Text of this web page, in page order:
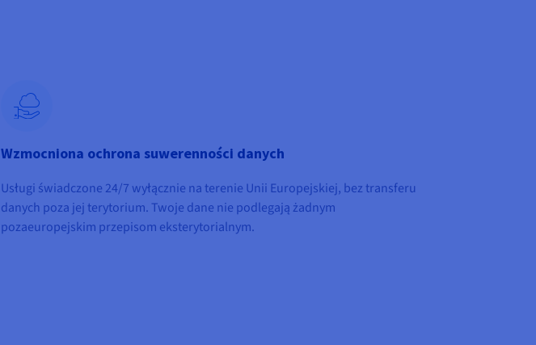
Wzmocniona ochrona suwerenności danych
Usługi świadczone 24/7 wyłącznie na terenie Unii Europejskiej, bez transferu
danych poza jej terytorium. Twoje dane nie podlegają żadnym
pozaeuropejskim przepisom eksterytorialnym.